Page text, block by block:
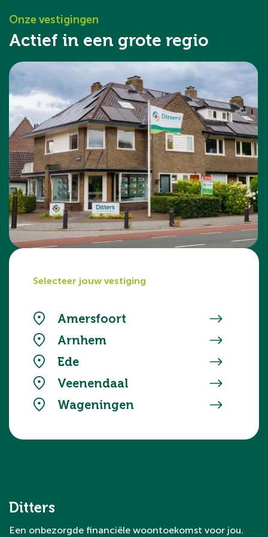
Onze vestigingen
Actief in een grote regio
Selecteer jouw vestiging
Amersfoort
Arnhem
Ede
Veenendaal
Wageningen
Ditters
Een onbezorgde financiële woontoekomst voor jou.